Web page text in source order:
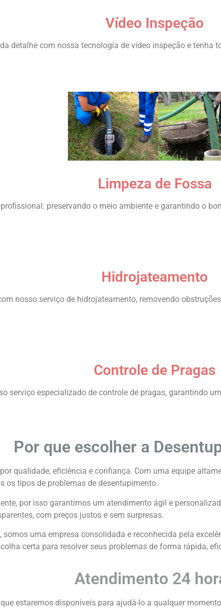
Vídeo Inspeção
detalhe com nossa tecnologia de vídeo inspeção e tenha
Limpeza de Fossa
preservando o meio ambiente e garantindo o
Hidrojateamento
nosso serviço de hidrojateamento, removendo
Controle de Pragas
serviço especializado de controle de pragas, garantindo
Por que escolher a
qualidade, eficiência e confiança. Com uma equipe
os tipos de problemas de desentupimento.
por isso garantimos um atendimento ágil e
com preços justos e sem surpresas.
uma empresa consolidada e reconhecida pela
certa para resolver seus problemas de forma rápida,
Atendimento 24
estaremos disponíveis para ajudá-lo a qualquer